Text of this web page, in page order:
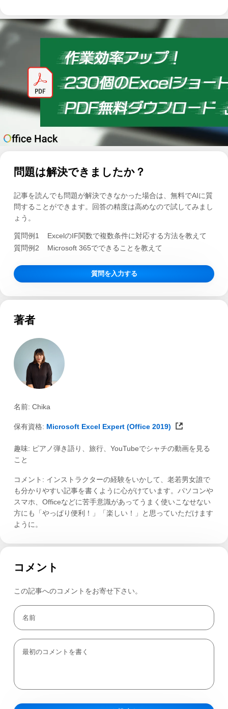
問題は解決できましたか？
記事を読んでも問題が解決できなかった場合は、無料でAIに質
問することができます。回答の精度は高めなので試してみまし
ょう。
質問例1
ExcelのIF関数で複数条件に対応する方法を教えて
質問例2
Microsoft 365でできることを教えて
質問を入力する
著者
名前: Chika
保有資格: Microsoft Excel Expert (Office 2019)
趣味: ピアノ弾き語り、旅行、YouTubeでシャチの動画を見る
こと
コメント: インストラクターの経験をいかして、老若男女誰で
も分かりやすい記事を書くように心がけています。パソコンや
スマホ、Officeなどに苦手意識があってうまく使いこなせない
方にも「やっぱり便利！」「楽しい！」と思っていただけます
ように。
コメント
この記事へのコメントをお寄せ下さい。